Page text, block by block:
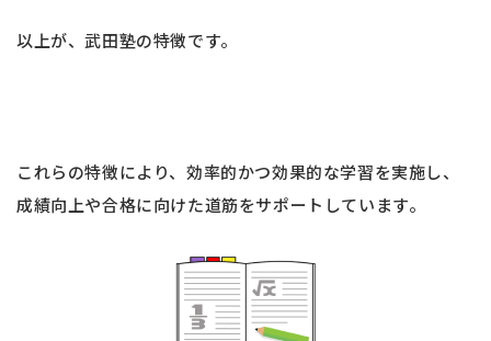
以上が、武田塾の特徴です。
これらの特徴により、効率的かつ効果的な学習を実施し、
成績向上や合格に向けた道筋をサポートしています。